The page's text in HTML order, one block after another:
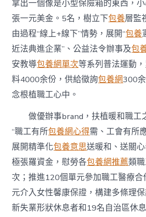
拿出一個像是小型保險箱的東西，
張一元美金。5名，樹立下包養層監
由過程“線上+線下”情勢，展開“包養
近法典進企業”、公益法令辦事及包
安教導包養網單次等系列普法運動
料4000余份，供給徵詢包養網300
念根植職工心中。
做優辦事brand，扶植暖和職工
“職工有所包養網心得需、工會有所
展開精準化包養意思送暖和、送關
極張羅資金，慰勞各包養網推薦類
次；推進120個單元參加職工醫療
元介入女性馨康保證，構建多條理
新失業形狀休息者和19名自治區休